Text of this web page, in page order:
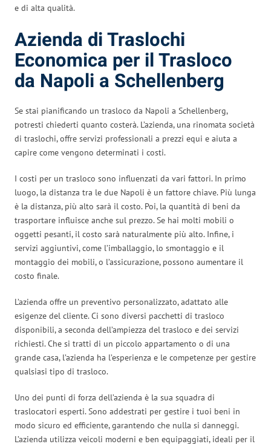
e di alta qualità.
Azienda di Traslochi
Economica per il Trasloco
da Napoli a Schellenberg
Se stai pianificando un trasloco da Napoli a Schellenberg,
potresti chiederti quanto costerà. L’azienda, una rinomata società
di traslochi, offre servizi professionali a prezzi equi e aiuta a
capire come vengono determinati i costi.
I costi per un trasloco sono influenzati da vari fattori. In primo
luogo, la distanza tra le due Napoli è un fattore chiave. Più lunga
è la distanza, più alto sarà il costo. Poi, la quantità di beni da
trasportare influisce anche sul prezzo. Se hai molti mobili o
oggetti pesanti, il costo sarà naturalmente più alto. Infine, i
servizi aggiuntivi, come l’imballaggio, lo smontaggio e il
montaggio dei mobili, o l’assicurazione, possono aumentare il
costo finale.
L’azienda offre un preventivo personalizzato, adattato alle
esigenze del cliente. Ci sono diversi pacchetti di trasloco
disponibili, a seconda dell’ampiezza del trasloco e dei servizi
richiesti. Che si tratti di un piccolo appartamento o di una
grande casa, l’azienda ha l’esperienza e le competenze per gestire
qualsiasi tipo di trasloco.
Uno dei punti di forza dell’azienda è la sua squadra di
traslocatori esperti. Sono addestrati per gestire i tuoi beni in
modo sicuro ed efficiente, garantendo che nulla si danneggi.
L’azienda utilizza veicoli moderni e ben equipaggiati, ideali per il